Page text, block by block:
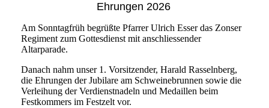
Ehrungen 2026
Am Sonntagfrüh begrüßte Pfarrer Ulrich Esser das Zonser
Regiment zum Gottesdienst mit anschliessender
Altarparade.
Danach nahm unser 1. Vorsitzender, Harald Rasselnberg,
die Ehrungen der Jubilare am Schweinebrunnen sowie die
Verleihung der Verdienstnadeln und Medaillen beim
Festkommers im Festzelt vor.